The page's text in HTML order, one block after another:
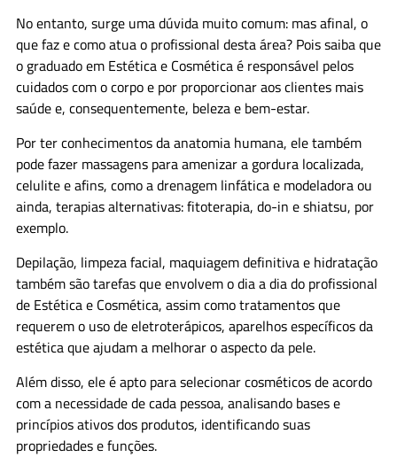
No entanto, surge uma dúvida muito comum: mas afinal, o
que faz e como atua o profissional desta área? Pois saiba que
o graduado em Estética e Cosmética é responsável pelos
cuidados com o corpo e por proporcionar aos clientes mais
saúde e, consequentemente, beleza e bem-estar.
Por ter conhecimentos da anatomia humana, ele também
pode fazer massagens para amenizar a gordura localizada,
celulite e afins, como a drenagem linfática e modeladora ou
ainda, terapias alternativas: fitoterapia, do-in e shiatsu, por
exemplo.
Depilação, limpeza facial, maquiagem definitiva e hidratação
também são tarefas que envolvem o dia a dia do profissional
de Estética e Cosmética, assim como tratamentos que
requerem o uso de eletroterápicos, aparelhos específicos da
estética que ajudam a melhorar o aspecto da pele.
Além disso, ele é apto para selecionar cosméticos de acordo
com a necessidade de cada pessoa, analisando bases e
princípios ativos dos produtos, identificando suas
propriedades e funções.